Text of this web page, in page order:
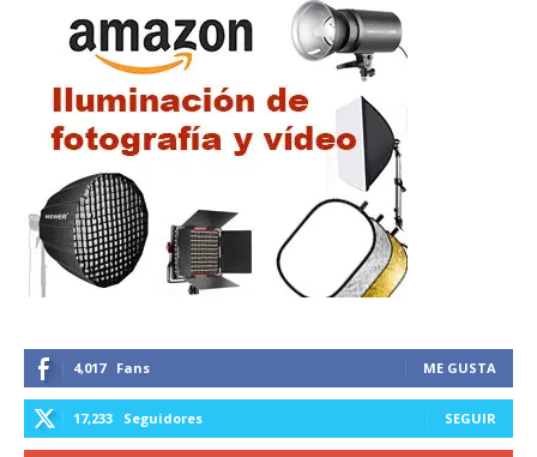
4,017 Fans ME GUSTA
17,233 Seguidores SEGUIR